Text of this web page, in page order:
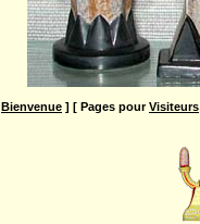
Bienvenue ] [ Pages pourVisiteurs